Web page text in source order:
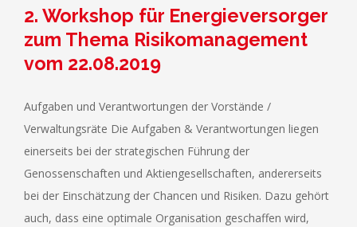
2. Workshop für Energieversorger
zum Thema Risikomanagement
vom 22.08.2019
Aufgaben und Verantwortungen der Vorstände /
Verwaltungsräte Die Aufgaben & Verantwortungen liegen
einerseits bei der strategischen Führung der
Genossenschaften und Aktiengesellschaften, andererseits
bei der Einschätzung der Chancen und Risiken. Dazu gehört
auch, dass eine optimale Organisation geschaffen wird,